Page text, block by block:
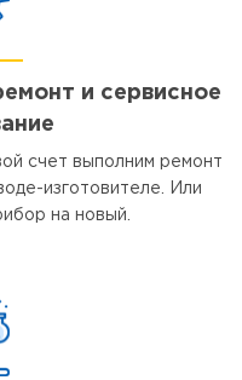
и сервисное
счет выполним ремонт
изготовителе. Или
на новый.